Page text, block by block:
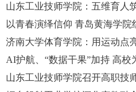
山东工业技师学院：五维育人
以青春演绎信仰 青岛黄海学院
济南大学体育学院：用运动点
AI护航、“数据干果”加持 高校
山东工业技师学院召开高职技